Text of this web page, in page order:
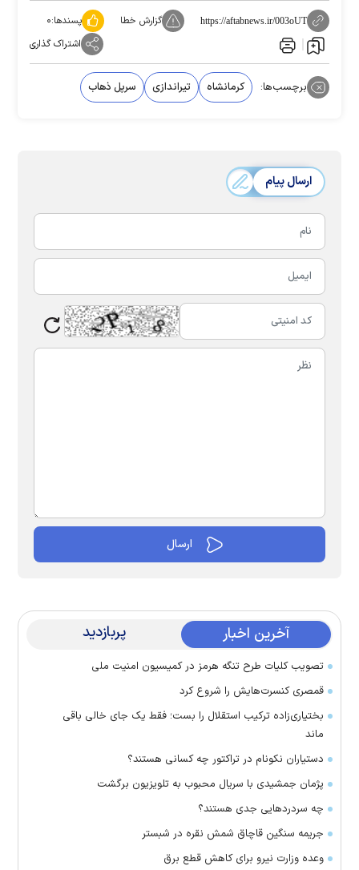
https://aftabnews.ir/003oUT گزارش خطا پسندها:۰
اشتراک گذاری
برچسب‌ها: کرمانشاه تیراندازی سرپل ذهاب
ارسال پیام
آخرین اخبار پربازدید
تصویب کلیات طرح تنگه هرمز در کمیسیون امنیت ملی
قمصری کنسرت‌هایش را شروع کرد
بختیاری‌زاده ترکیب استقلال را بست؛ فقط یک جای خالی باقی
ماند
دستیاران نکونام در تراکتور چه کسانی هستند؟
پژمان جمشیدی با سریال محبوب به تلویزیون برگشت
چه سردرد‌هایی جدی هستند؟
جریمه سنگین قاچاق شمش نقره در شبستر
وعده وزارت نیرو برای کاهش قطع برق